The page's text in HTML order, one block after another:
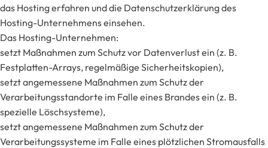
das Hosting erfahren und die Datenschutzerklärung des
Hosting-Unternehmens einsehen.
Das Hosting-Unternehmen:
setzt Maßnahmen zum Schutz vor Datenverlust ein (z. B.
Festplatten-Arrays, regelmäßige Sicherheitskopien),
setzt angemessene Maßnahmen zum Schutz der
Verarbeitungsstandorte im Falle eines Brandes ein (z. B.
spezielle Löschsysteme),
setzt angemessene Maßnahmen zum Schutz der
Verarbeitungssysteme im Falle eines plötzlichen Stromausfalls